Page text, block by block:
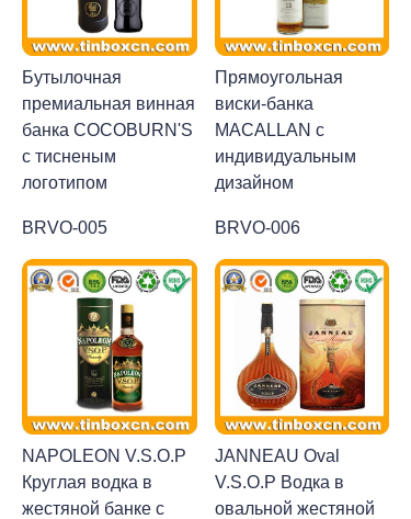
Бутылочная
премиальная винная
банка COCOBURN'S
с тисненым
логотипом
BRVO-005
Прямоугольная
виски-банка
MACALLAN с
индивидуальным
дизайном
BRVO-006
NAPOLEON V.S.O.P
Круглая водка в
жестяной банке с
JANNEAU Oval
V.S.O.P Водка в
овальной жестяной